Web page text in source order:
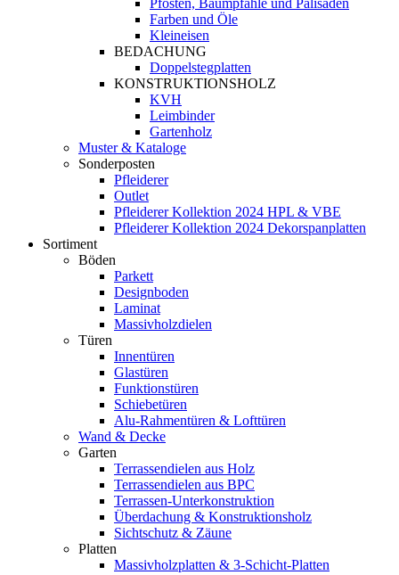
Farben und Öle
Kleineisen
BEDACHUNG
Doppelstegplatten
KONSTRUKTIONSHOLZ
KVH
Leimbinder
Gartenholz
Muster & Kataloge
Sonderposten
Pfleiderer
Outlet
Pfleiderer Kollektion 2024 HPL & VBE
Pfleiderer Kollektion 2024 Dekorspanplatten
Sortiment
Böden
Parkett
Designboden
Laminat
Massivholzdielen
Türen
Innentüren
Glastüren
Funktionstüren
Schiebetüren
Alu-Rahmentüren & Lofttüren
Wand & Decke
Garten
Terrassendielen aus Holz
Terrassendielen aus BPC
Terrassen-Unterkonstruktion
Überdachung & Konstruktionsholz
Sichtschutz & Zäune
Platten
Massivholzplatten & 3-Schicht-Platten